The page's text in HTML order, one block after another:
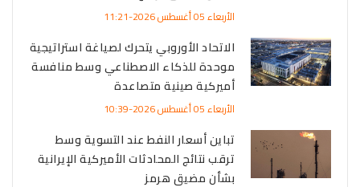
الأربعاء 05 أغسطس 2026-11:21
الاتحاد الأوروبي يتحرك لصياغة استراتيجية
موحدة للذكاء الاصطناعي وسط منافسة
أميركية صينية متصاعدة
الأربعاء 05 أغسطس 2026-10:39
تباين أسعار النفط عند التسوية وسط
ترقب نتائج المحادثات الأميركية الإيرانية
بشأن مضيق هرمز